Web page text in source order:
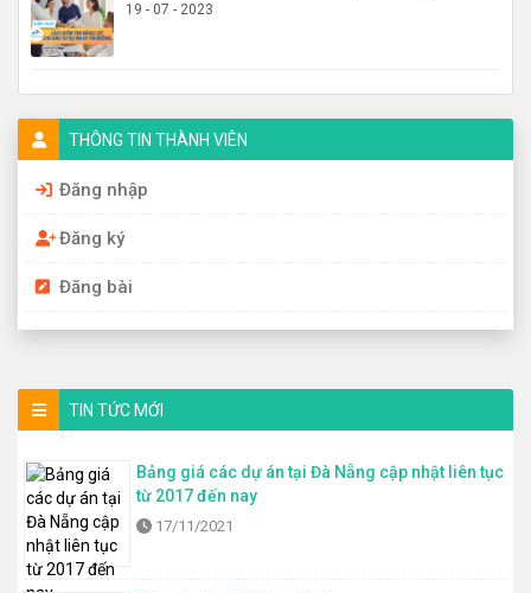
19 - 07 - 2023
THÔNG TIN THÀNH VIÊN
Đăng nhập
Đăng ký
Đăng bài
TIN TỨC MỚI
Bảng giá các dự án tại Đà Nẵng cập nhật liên tục
từ 2017 đến nay
17/11/2021